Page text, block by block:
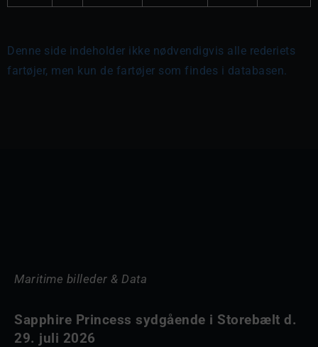
Denne side indeholder ikke nødvendigvis alle rederiets
fartøjer, men kun de fartøjer som findes i databasen.
Maritime billeder & Data
Sapphire Princess sydgående i Storebælt d.
29. juli 2026